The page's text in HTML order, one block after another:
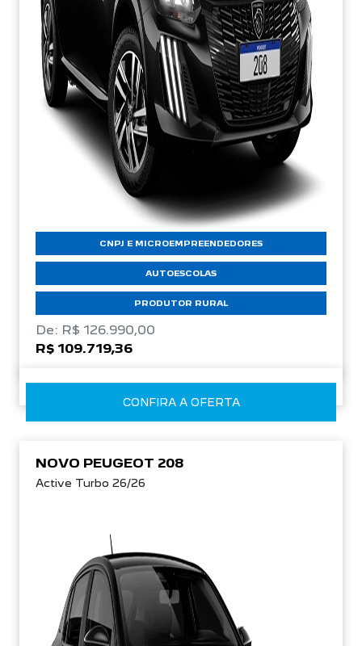
CNPJ E MICROEMPREENDEDORES
AUTOESCOLAS
PRODUTOR RURAL
De: R$ 126.990,00
R$ 109.719,36
CONFIRA A OFERTA
NOVO PEUGEOT 208
Active Turbo 26/26